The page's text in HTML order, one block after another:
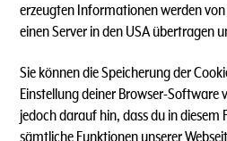
erzeugten Informationen werden
einen Server in den USA übertragen
Sie können die Speicherung der
Einstellung deiner Browser-Software
jedoch darauf hin, dass du in diesem
sämtliche Funktionen unserer